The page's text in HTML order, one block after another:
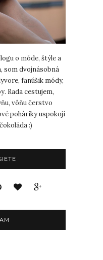
o móde, štýle a
som dvojnásobná
fanúšik módy,
Rada cestujem,
vôňu čerstvo
poháriky uspokojí
:)